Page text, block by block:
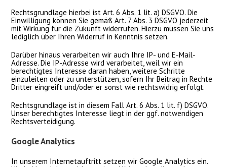
Rechtsgrundlage hierbei ist Art. 6 Abs. 1 lit. a) DSGVO. Die
Einwilligung können Sie gemäß Art. 7 Abs. 3 DSGVO jederzeit
mit Wirkung für die Zukunft widerrufen. Hierzu müssen Sie uns
lediglich über Ihren Widerruf in Kenntnis setzen.
Darüber hinaus verarbeiten wir auch Ihre IP- und E-Mail-
Adresse. Die IP-Adresse wird verarbeitet, weil wir ein
berechtigtes Interesse daran haben, weitere Schritte
einzuleiten oder zu unterstützen, sofern Ihr Beitrag in Rechte
Dritter eingreift und/oder er sonst wie rechtswidrig erfolgt.
Rechtsgrundlage ist in diesem Fall Art. 6 Abs. 1 lit. f) DSGVO.
Unser berechtigtes Interesse liegt in der ggf. notwendigen
Rechtsverteidigung.
Google Analytics
In unserem Internetauftritt setzen wir Google Analytics ein.